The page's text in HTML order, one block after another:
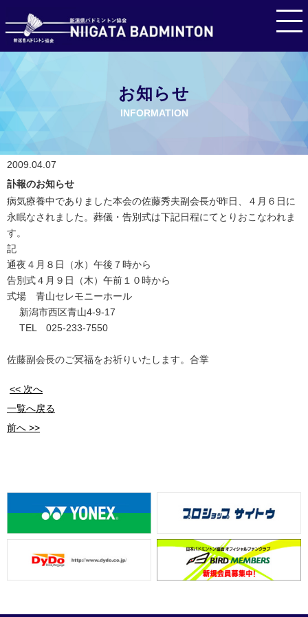
お知らせ
INFORMATION
2009.04.07
訃報のお知らせ
病気療養中でありました本会の佐藤秀夫副会長が昨日、４月６日に
永眠なされました。葬儀・告別式は下記日程にてとりおこなわれま
す。
記
通夜４月８日（水）午後７時から
告別式４月９日（木）午前１０時から
式場 青山セレモニーホール
新潟市西区青山4-9-17
TEL 025-233-7550
佐藤副会長のご冥福をお祈りいたします。合掌
<< 次へ
一覧へ戻る
前へ >>